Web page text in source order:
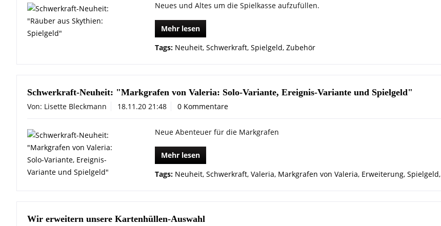
Neues und Altes um die Spielkasse aufzufüllen.
Mehr lesen
Tags: Neuheit, Schwerkraft, Spielgeld, Zubehör
Schwerkraft-Neuheit: "Markgrafen von Valeria: Solo-Variante, Ereignis-Variante und Spielgeld"
Von: Lisette Bleckmann 18.11.20 21:48 0 Kommentare
Neue Abenteuer für die Markgrafen
Mehr lesen
Tags: Neuheit, Schwerkraft, Valeria, Markgrafen von Valeria, Erweiterung, Spielgeld,
Wir erweitern unsere Kartenhüllen-Auswahl